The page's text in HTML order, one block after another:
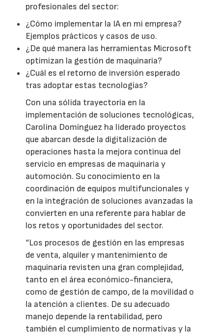
profesionales del sector:
¿Cómo implementar la IA en mi empresa?
Ejemplos prácticos y casos de uso.
¿De qué manera las herramientas Microsoft
optimizan la gestión de maquinaria?
¿Cuál es el retorno de inversión esperado
tras adoptar estas tecnologías?
Con una sólida trayectoria en la
implementación de soluciones tecnológicas,
Carolina Domínguez ha liderado proyectos
que abarcan desde la digitalización de
operaciones hasta la mejora continua del
servicio en empresas de maquinaria y
automoción. Su conocimiento en la
coordinación de equipos multifuncionales y
en la integración de soluciones avanzadas la
convierten en una referente para hablar de
los retos y oportunidades del sector.
“Los procesos de gestión en las empresas
de venta, alquiler y mantenimiento de
maquinaria revisten una gran complejidad,
tanto en el área económico-financiera,
como de gestión de campo, de la movilidad o
la atención a clientes. De su adecuado
manejo depende la rentabilidad, pero
también el cumplimiento de normativas y la